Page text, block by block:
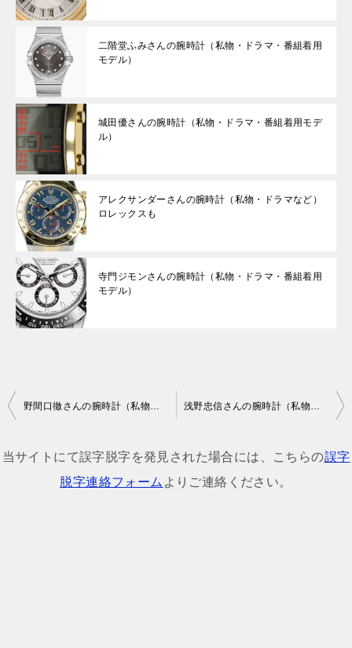
二階堂ふみさんの腕時計（私物・ドラマ・番組着用
モデル）
城田優さんの腕時計（私物・ドラマ・番組着用モデ
ル）
アレクサンダーさんの腕時計（私物・ドラマなど）
ロレックスも
寺門ジモンさんの腕時計（私物・ドラマ・番組着用
モデル）
投
ナ
野間口徹さんの腕時計（私物・ドラマ・番組着用モデル） 浅野忠信さんの腕時計（私物・ドラマ・番組着用モデル）
当サイトにて誤字脱字を発見された場合には、こちらの誤字
脱字連絡フォーム よりご連絡ください。